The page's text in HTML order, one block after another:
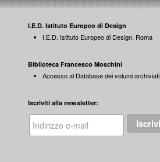
I.E.D. Istituto Europeo di Design
I.E.D. Istituto Europeo di Design, Roma
Biblioteca Francesco Moschini
Accesso al Database dei volumi archiviati
Iscriviti alla newsletter: